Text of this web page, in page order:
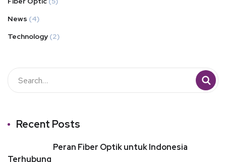
News (4)
Technology (2)
Recent Posts
Peran Fiber Optik untuk Indonesia
Terhubung